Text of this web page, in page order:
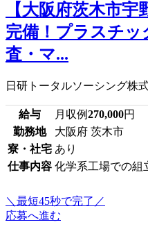
【大阪府茨木市
完備！プラスチッ
査・マ...
日研トータルソーシング株
給与 月収例270,000円
勤務地
大阪府 茨木市
寮・社宅 あり
仕事内容 化学系工場での組
＼最短45秒で完了／
応募へ進む